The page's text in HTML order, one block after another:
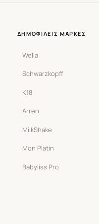
ΔΗΜΟΦΙΛΕΊΣ ΜΆΡΚΕΣ
Wella
Schwarzkopff
K18
Arren
MilkShake
Mon Platin
Babyliss Pro